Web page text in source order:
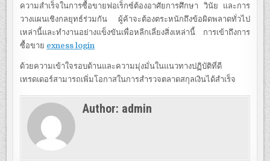
ความสำเร็จในการซื้อขายฟอเร็กซ์ต้องอาศัยการศึกษา วินัย และการ
วางแผนเชิงกลยุทธ์ร่วมกัน ผู้ค้าจะต้องตระหนักถึงข้อผิดพลาดทั่วไป
เหล่านี้และทำงานอย่างแข็งขันเพื่อหลีกเลี่ยงสิ่งเหล่านี้ การเข้าถึงการ
ซื้อขาย exness login
ด้วยความเข้าใจรอบด้านและความมุ่งมั่นในแนวทางปฏิบัติที่ดี
เทรดเดอร์สามารถเพิ่มโอกาสในการสำรวจตลาดสกุลเงินได้สำเร็จ
Author: admin